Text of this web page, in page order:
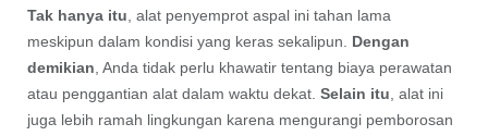
Tak hanya itu, alat penyemprot aspal ini tahan lama
meskipun dalam kondisi yang keras sekalipun. Dengan
demikian, Anda tidak perlu khawatir tentang biaya perawatan
atau penggantian alat dalam waktu dekat. Selain itu, alat ini
juga lebih ramah lingkungan karena mengurangi pemborosan